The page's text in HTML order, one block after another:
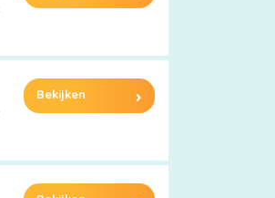
Bekijken